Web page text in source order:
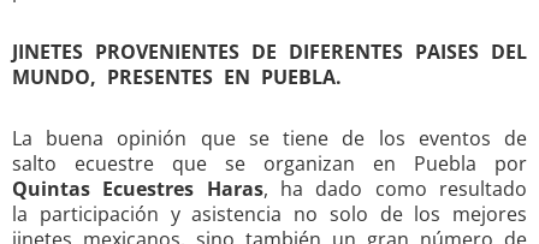
JINETES PROVENIENTES DE DIFERENTES PAISES DEL
MUNDO, PRESENTES EN PUEBLA.
La buena opinión que se tiene de los eventos de
salto ecuestre que se organizan en Puebla por
Quintas Ecuestres Haras, ha dado como resultado
la participación y asistencia no solo de los mejores